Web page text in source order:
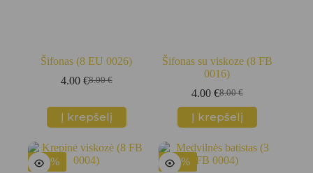
Šifonas (8 EU 0026)
8.00€
Original
was:
8.00 €.
4.00 €Current
is:
4.00 €.
Į krepšelį
Šifonas su viskoze (8 FB
0016)
8.00€
Original
price
was:
4.00 €Current
price
is:
Į krepšelį
-50% -50%